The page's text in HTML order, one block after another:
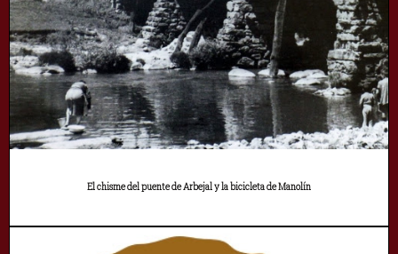
El chisme del puente de Arbejal y la bicicleta de Manolín